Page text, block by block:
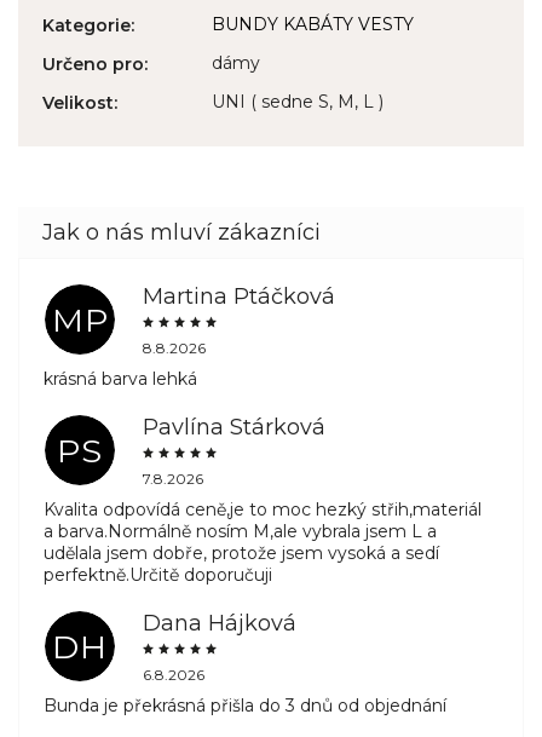
Kategorie:
BUNDY KABÁTY VESTY
Určeno pro:
dámy
Velikost: UNI ( sedne S, M, L )
MP
Martina Ptáčková
8.8.2026
krásná barva lehká
PS
Pavlína Stárková
7.8.2026
Kvalita odpovídá ceně,je to moc hezký střih,materiál
a barva.Normálně nosím M,ale vybrala jsem L a
udělala jsem dobře, protože jsem vysoká a sedí
perfektně.Určitě doporučuji
DH
Dana Hájková
6.8.2026
Bunda je překrásná přišla do 3 dnů od objednání